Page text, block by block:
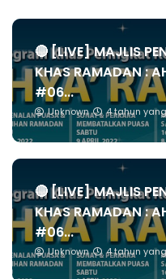
🔴 [LIVE] MAJLIS
KHAS RAMADAN :
#06...
Unknown 4 tahun
🔴 [LIVE] MAJLIS
KHAS RAMADAN :
#06...
Unknown 4 tahun